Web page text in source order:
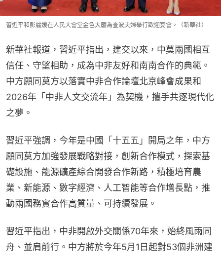
習近平和彭麗媛在人民大會堂金色大廳為查波夫婦舉行歡迎宴會。（新華社）
新華社報道，習近平指出，建交以來，中莫兩國相互
信任、守望相助，成為中非友好和南南合作的典範。
中方願同莫方以落實中非合作論壇北京峰會成果和
2026年「中非人文交流年」為契機，攜手共逐現代化
之夢。
習近平強調，今年是中國「十五五」開局之年，中方
願同莫方加強發展戰略對接，創新合作模式，探索基
礎設施、能源礦產綜合開發合作新路，積極培育農
業、新能源、數字經濟、人工智能等合作增長點，推
動兩國務實合作高質量、可持續發展。
習近平指出，中非開啟外交關係70年來，始終風雨同
舟、並肩前行。中方將於今年5月1日起對53個非洲建